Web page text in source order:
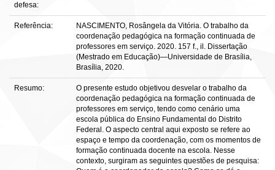
defesa:
Referência:
NASCIMENTO, Rosângela da Vitória. O trabalho da
coordenação pedagógica na formação continuada de
professores em serviço. 2020. 157 f., il. Dissertação
(Mestrado em Educação)—Universidade de Brasília,
Brasília, 2020.
Resumo:
O presente estudo objetivou desvelar o trabalho da
coordenação pedagógica na formação continuada de
professores em serviço, tendo como cenário uma
escola pública do Ensino Fundamental do Distrito
Federal. O aspecto central aqui exposto se refere ao
espaço e tempo da coordenação, com os momentos de
formação continuada docente na escola. Nesse
contexto, surgiram as seguintes questões de pesquisa: